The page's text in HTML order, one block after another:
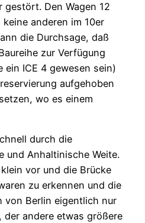
gestört. Den Wagen 12
anderen im 10er
die Durchsage, daß
zur Verfügung
ICE 4 gewesen sein)
aufgehoben
wo es einem
durch die
und Anhaltinische Weite.
vor und die Brücke
zu erkennen und die
von Berlin eigentlich nur
der andere etwas größere